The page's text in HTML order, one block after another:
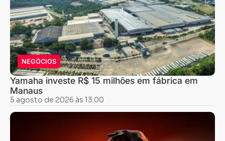
NEGÓCIOS
Yamaha investe R$ 15 milhões em fábrica em
Manaus
5 agosto de 2026 às 13:00